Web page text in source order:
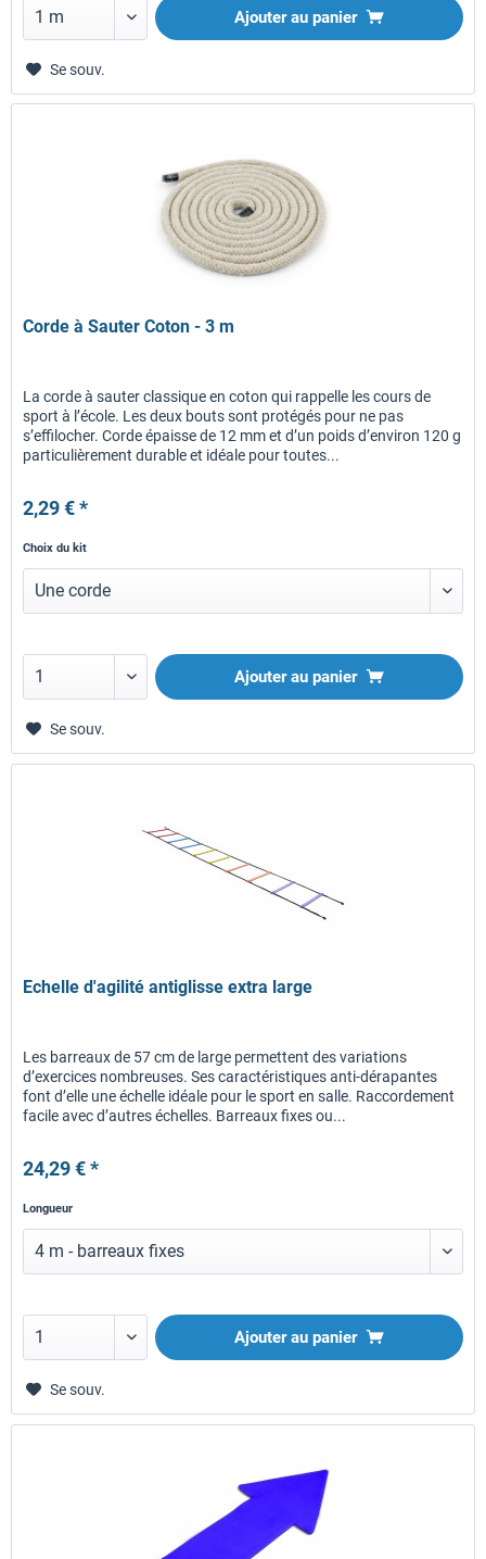
Ajouter au panier
Se souv.
Corde à Sauter Coton - 3 m
La corde à sauter classique en coton qui rappelle les cours de
sport à l’école. Les deux bouts sont protégés pour ne pas
s’effilocher. Corde épaisse de 12 mm et d’un poids d’environ 120 g
particulièrement durable et idéale pour toutes...
2,29 € *
Choix du kit
Ajouter au panier
Se souv.
Echelle d'agilité antiglisse extra large
Les barreaux de 57 cm de large permettent des variations
d’exercices nombreuses. Ses caractéristiques anti-dérapantes
font d’elle une échelle idéale pour le sport en salle. Raccordement
facile avec d’autres échelles. Barreaux fixes ou...
24,29 € *
Longueur
Ajouter au panier
Se souv.